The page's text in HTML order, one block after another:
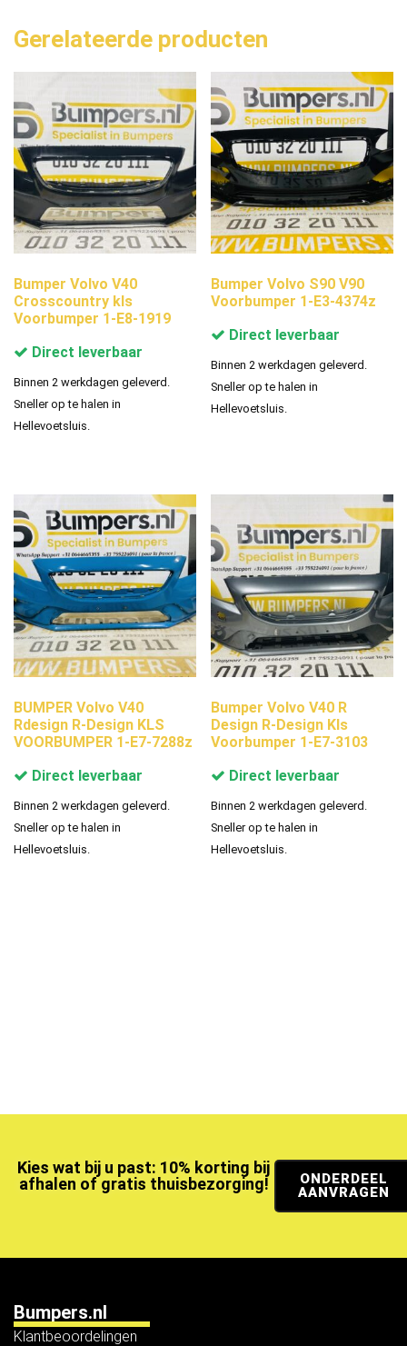
Gerelateerde producten
Bumper Volvo V40
Crosscountry kls
Voorbumper 1-E8-1919
Direct leverbaar
Binnen 2 werkdagen geleverd.
Sneller op te halen in
Hellevoetsluis.
Bumper Volvo S90 V90
Voorbumper 1-E3-4374z
Direct leverbaar
Binnen 2 werkdagen geleverd.
Sneller op te halen in
Hellevoetsluis.
BUMPER Volvo V40
Rdesign R-Design KLS
VOORBUMPER 1-E7-7288z
Direct leverbaar
Binnen 2 werkdagen geleverd.
Sneller op te halen in
Hellevoetsluis.
Bumper Volvo V40 R
Design R-Design Kls
Voorbumper 1-E7-3103
Direct leverbaar
Binnen 2 werkdagen geleverd.
Sneller op te halen in
Hellevoetsluis.
Kies wat bij u past: 10% korting bij
afhalen of gratis thuisbezorging!
ONDERDEEL
AANVRAGEN
Bumpers.nl
Klantbeoordelingen